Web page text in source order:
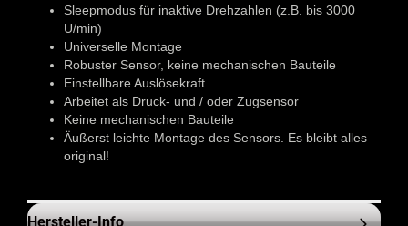
Sleepmodus für inaktive Drehzahlen (z.B. bis 3000
U/min)
Universelle Montage
Robuster Sensor, keine mechanischen Bauteile
Einstellbare Auslösekraft
Arbeitet als Druck- und / oder Zugsensor
Keine mechanischen Bauteile
Äußerst leichte Montage des Sensors. Es bleibt alles
original!
Hersteller-Info